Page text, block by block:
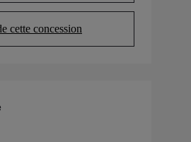
cette concession
(Opens in new tab)